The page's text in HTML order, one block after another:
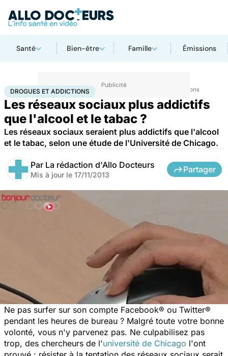
Santé Bien-être Famille Émissions
AccueilSantéMaladiesDrogues et addictions Drogues et addictions
DROGUES ET ADDICTIONS
Les réseaux sociaux plus addictifs
que l'alcool et le tabac ?
Les réseaux sociaux seraient plus addictifs que l'alcool
et le tabac, selon une étude de l'Université de Chicago.
Par La rédaction d'Allo Docteurs
Mis à jour le 17/11/2013
Partager
Ne pas surfer sur son compte Facebook® ou Twitter®
pendant les heures de bureau ? Malgré toute votre bonne
volonté, vous n'y parvenez pas. Ne culpabilisez pas
trop, des chercheurs de l'université de Chicago l'ont